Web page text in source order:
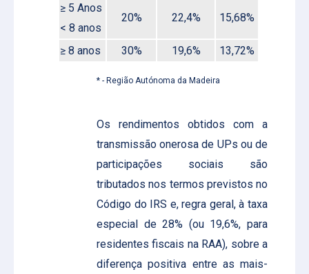
≥ 5 Anos
< 8 anos
20% 22,4% 15,68%
≥ 8 anos 30% 19,6% 13,72%
* - Região Autónoma da Madeira
Os rendimentos obtidos com a
transmissão onerosa de UPs ou de
participações sociais são
tributados nos termos previstos no
Código do IRS e, regra geral, à taxa
especial de 28% (ou 19,6%, para
residentes fiscais na RAA), sobre a
diferença positiva entre as mais-